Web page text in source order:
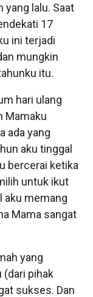
yang lalu. Saat
17
ini terjadi
mungkin
itu.
hari ulang
Mamaku
ada yang
aku tinggal
bercerai ketika
untuk ikut
aku memang
Mama sangat
yang
(dari pihak
sukses. Dan